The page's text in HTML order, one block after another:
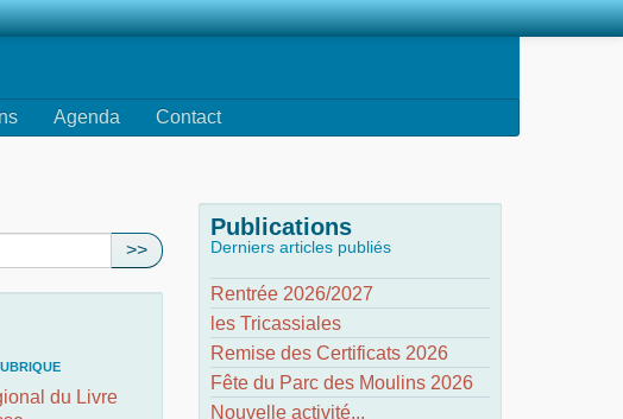
Agenda
Contact
>>
du Livre
Publications
Derniers articles publiés
Rentrée 2026/2027
les Tricassiales
Remise des Certificats 2026
Fête du Parc des Moulins 2026
Nouvelle activité...